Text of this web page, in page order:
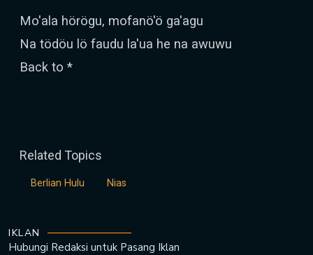
Mo'ala hörögu, mofanö'ö ga'agu
Na tödöu lö faudu la'ua he na awuwu
Back to *
Related Topics
Berlian Hulu Nias
IKLAN
Hubungi Redaksi untuk Pasang Iklan